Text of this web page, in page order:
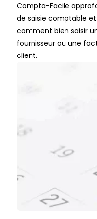
Compta-Facile
de saisie comptable
comment bien saisir
fournisseur ou une
client.